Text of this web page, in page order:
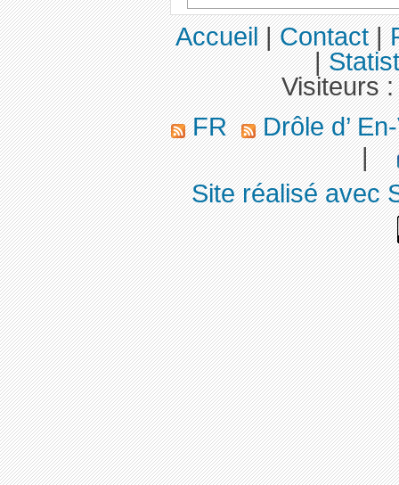
Accueil|Contact|
|
Visiteurs
FR
Drôle d’
|
Site réalisé avec